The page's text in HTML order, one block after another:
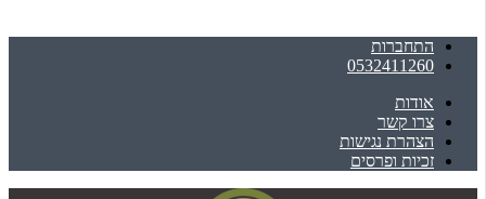
התחברות
0532411260
אודות
צרו קשר
הצהרת נגישות
זכיות ופרסים